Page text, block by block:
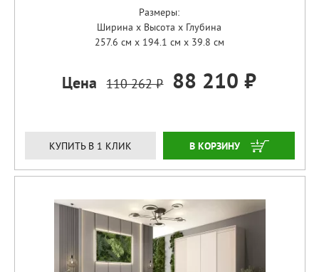
Размеры:
Ширина x Высота x Глубина
257.6 см x 194.1 см x 39.8 см
Цена 110 262 ₽ 88 210 ₽
КУПИТЬ В 1 КЛИК ЗАКАЗАТЬ